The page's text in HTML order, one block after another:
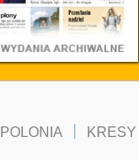
KRESY
POLONIA